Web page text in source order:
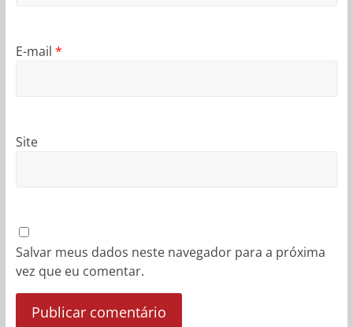
E-mail *
Site
Salvar meus dados neste navegador para a próxima
vez que eu comentar.